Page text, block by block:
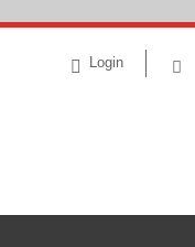
Login